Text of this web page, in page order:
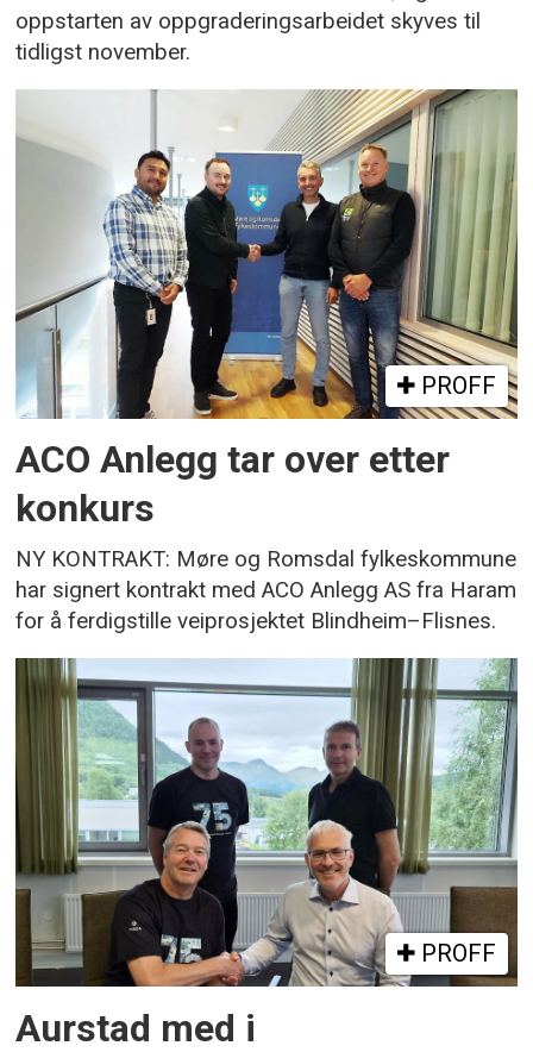
oppstarten av oppgraderingsarbeidet skyves til
tidligst november.
PROFF
ACO Anlegg tar over etter
konkurs
NY KONTRAKT: Møre og Romsdal fylkeskommune
har signert kontrakt med ACO Anlegg AS fra Haram
for å ferdigstille veiprosjektet Blindheim–Flisnes.
PROFF
Aurstad med i